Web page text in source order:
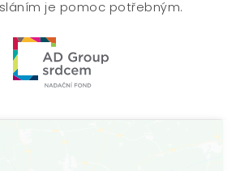
je pomoc potřebným.